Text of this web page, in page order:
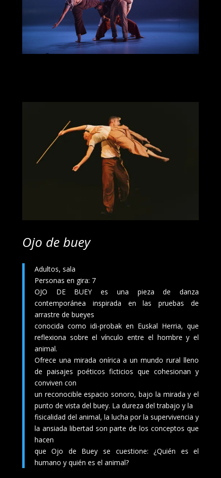
Ojo de buey
Adultos, sala
Personas en gira: 7
OJO DE BUEY es una pieza de danza
contemporánea inspirada en las pruebas de
arrastre de bueyes
conocida como idi-probak en Euskal Herria, que
reflexiona sobre el vínculo entre el hombre y el
animal.
Ofrece una mirada onírica a un mundo rural lleno
de paisajes poéticos ficticios que cohesionan y
conviven con
un reconocible espacio sonoro, bajo la mirada y el
punto de vista del buey. La dureza del trabajo y la
fisicalidad del animal, la lucha por la supervivencia y
la ansiada libertad son parte de los conceptos que
hacen
que Ojo de Buey se cuestione: ¿Quién es el
humano y quién es el animal?